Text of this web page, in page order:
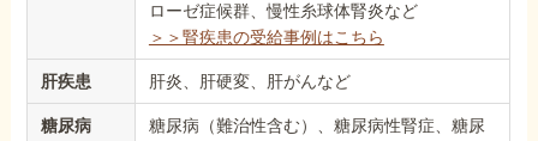
ローゼ症候群、慢性糸球体腎炎など
＞＞腎疾患の受給事例はこちら
肝疾患 肝炎、肝硬変、肝がんなど
糖尿病
糖尿病（難治性含む）、糖尿病性腎症、糖尿